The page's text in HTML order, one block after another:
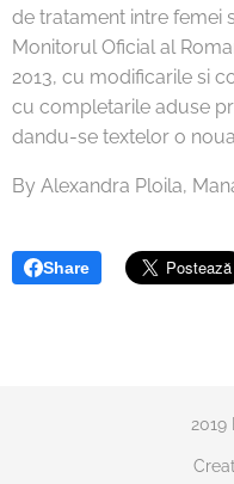
de tratament intre femei
Monitorul Oficial al
2013, cu modificarile si
cu completarile aduse
dandu-se textelor o
By Alexandra Ploila,
Share
2019